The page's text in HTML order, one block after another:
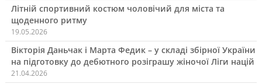
Літній спортивний костюм чоловічий для міста та
щоденного ритму
19.05.2026
Вікторія Даньчак і Марта Федик – у складі збірної України
на підготовку до дебютного розіграшу жіночої Ліги націй
21.04.2026